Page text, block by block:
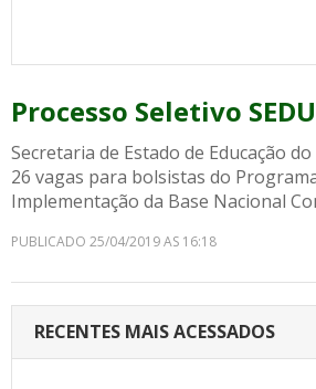
Processo Seletivo
Secretaria de Estado de Educação
26 vagas para bolsistas do
Implementação da Base Nacional
PUBLICADO 25/04/2019 AS 16:18
RECENTES MAIS ACESSADOS